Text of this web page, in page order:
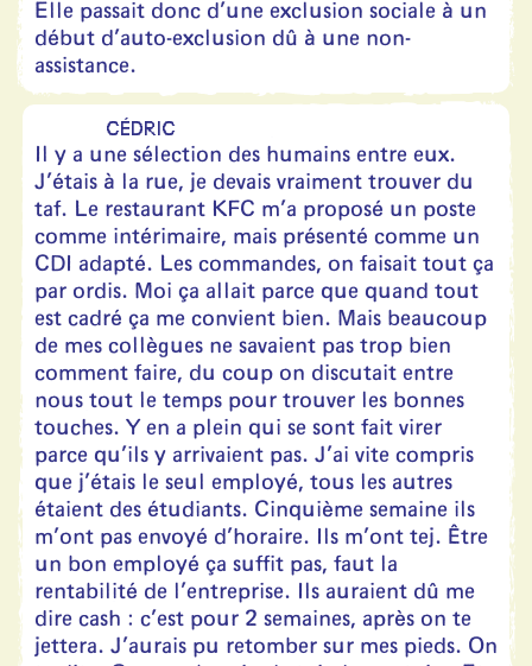
Elle passait donc d’une exclusion sociale à un
début d’auto-exclusion dû à une non-
assistance.
CÉDRIC
Il y a une sélection des humains entre eux.
J’étais à la rue, je devais vraiment trouver du
taf. Le restaurant KFC m’a proposé un poste
comme intérimaire, mais présenté comme un
CDI adapté. Les commandes, on faisait tout ça
par ordis. Moi ça allait parce que quand tout
est cadré ça me convient bien. Mais beaucoup
de mes collègues ne savaient pas trop bien
comment faire, du coup on discutait entre
nous tout le temps pour trouver les bonnes
touches. Y en a plein qui se sont fait virer
parce qu’ils y arrivaient pas. J’ai vite compris
que j’étais le seul employé, tous les autres
étaient des étudiants. Cinquième semaine ils
m’ont pas envoyé d’horaire. Ils m’ont tej. Être
un bon employé ça suffit pas, faut la
rentabilité de l’entreprise. Ils auraient dû me
dire cash : c’est pour 2 semaines, après on te
jettera. J’aurais pu retomber sur mes pieds. On